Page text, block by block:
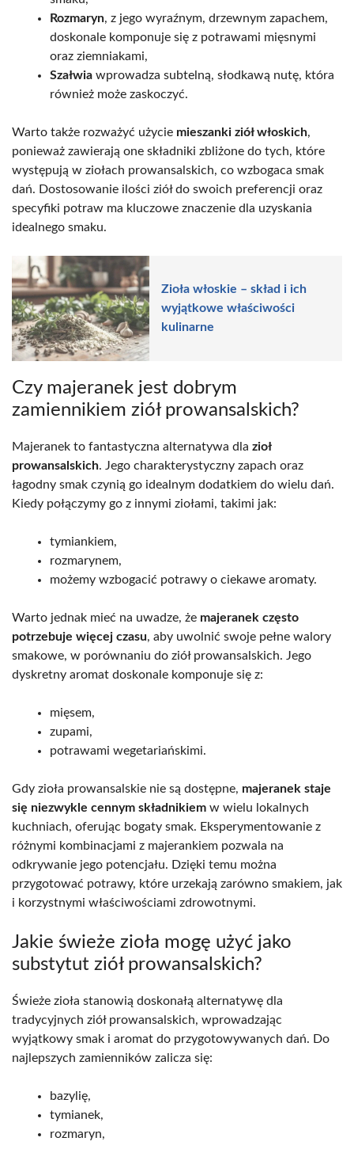
Rozmaryn, z jego wyraźnym, drzewnym zapachem,
doskonale komponuje się z potrawami mięsnymi
oraz ziemniakami,
Szałwia wprowadza subtelną, słodkawą nutę, która
również może zaskoczyć.
Warto także rozważyć użycie mieszanki ziół włoskich,
ponieważ zawierają one składniki zbliżone do tych, które
występują w ziołach prowansalskich, co wzbogaca smak
dań. Dostosowanie ilości ziół do swoich preferencji oraz
specyfiki potraw ma kluczowe znaczenie dla uzyskania
idealnego smaku.
Zioła włoskie – skład i ich
wyjątkowe właściwości
kulinarne
Czy majeranek jest dobrym
zamiennikiem ziół prowansalskich?
Majeranek to fantastyczna alternatywa dla zioł
prowansalskich. Jego charakterystyczny zapach oraz
łagodny smak czynią go idealnym dodatkiem do wielu dań.
Kiedy połączymy go z innymi ziołami, takimi jak:
tymiankiem,
rozmarynem,
możemy wzbogacić potrawy o ciekawe aromaty.
Warto jednak mieć na uwadze, że majeranek często
potrzebuje więcej czasu, aby uwolnić swoje pełne walory
smakowe, w porównaniu do ziół prowansalskich. Jego
dyskretny aromat doskonale komponuje się z:
mięsem,
zupami,
potrawami wegetariańskimi.
Gdy zioła prowansalskie nie są dostępne, majeranek staje
się niezwykle cennym składnikiem w wielu lokalnych
kuchniach, oferując bogaty smak. Eksperymentowanie z
różnymi kombinacjami z majerankiem pozwala na
odkrywanie jego potencjału. Dzięki temu można
przygotować potrawy, które urzekają zarówno smakiem, jak
i korzystnymi właściwościami zdrowotnymi.
Jakie świeże zioła mogę użyć jako
substytut ziół prowansalskich?
Świeże zioła stanowią doskonałą alternatywę dla
tradycyjnych ziół prowansalskich, wprowadzając
wyjątkowy smak i aromat do przygotowywanych dań. Do
najlepszych zamienników zalicza się:
bazylię,
tymianek,
rozmaryn,